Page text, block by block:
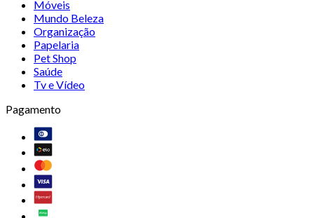
Móveis
Mundo Beleza
Organização
Papelaria
Pet Shop
Saúde
Tv e Vídeo
Pagamento